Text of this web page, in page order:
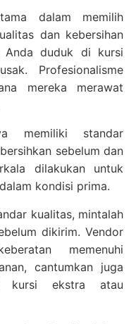
dalam memilih
dan kebersihan
Anda duduk di kursi
Profesionalisme
mereka merawat
memiliki standar
sebelum dan
dilakukan untuk
kondisi prima.
kualitas, mintalah
dikirim. Vendor
memenuhi
cantumkan juga
kursi ekstra atau